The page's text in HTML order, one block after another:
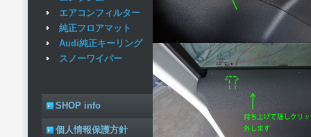
エアコンフィルター
純正フロアマット
Audi純正キーリング
スノーワイパー
SHOP info
個人情報保護方針